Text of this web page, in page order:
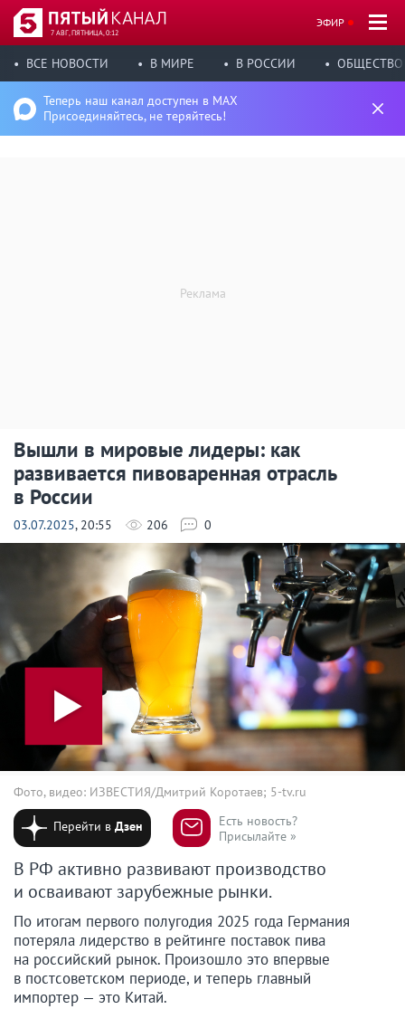
7 АВГ, ПЯТНИЦА, 0:12
ЭФИР
ВСЕ НОВОСТИ В МИРЕ В РОССИИ ОБЩЕСТВО
Теперь наш канал доступен в MAX
Присоединяйтесь, не теряйтесь!
Вышли в мировые лидеры: как
развивается пивоваренная отрасль
в России
03.07.2025, 20:55 206 0
Фото, видео: ИЗВЕСТИЯ/Дмитрий Коротаев; 5-tv.ru
Перейти вДзен
Есть новость?
Присылайте »
В РФ активно развивают производство
и осваивают зарубежные рынки.
По итогам первого полугодия 2025 года Германия
потеряла лидерство в рейтинге поставок пива
на российский рынок. Произошло это впервые
в постсоветском периоде, и теперь главный
импортер — это Китай.